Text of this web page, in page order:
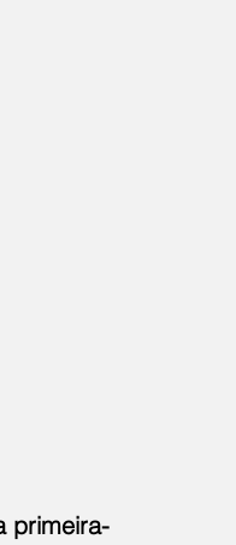
primeira-